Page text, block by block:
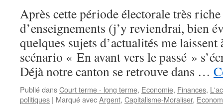
Après cette période électorale très
d’enseignements (j’y reviendrai, bien
quelques sujets d’actualités me laissent
scénario « En avant vers le passé »
Déjà notre canton se retrouve dans …
Publié dansCourt terme - long terme, Economie, Finances,
politiques | Marqué avecArgent, Capitalisme-Moraliser,